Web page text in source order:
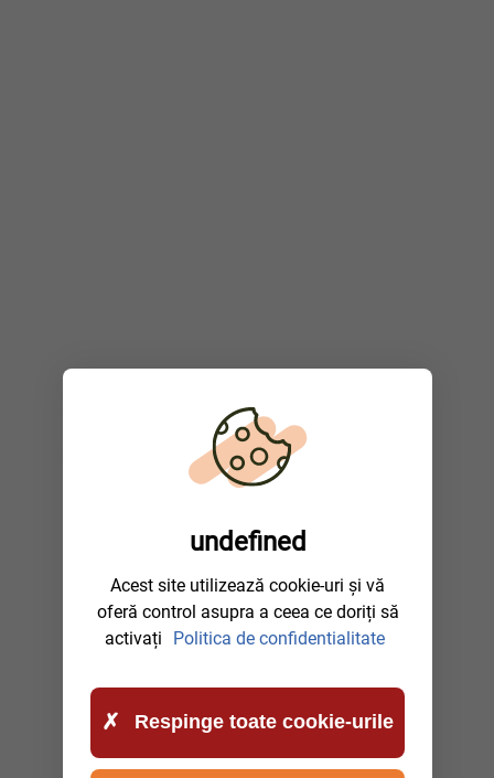
undefined
Acest site utilizează cookie-uri și vă
oferă control asupra a ceea ce doriți să
activați
Politica de confidentialitate
Respinge toate cookie-urile